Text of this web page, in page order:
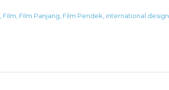
Film Film Panjang Film Pendek international design